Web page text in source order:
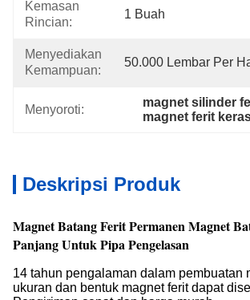
Kemasan
Rincian:
1 Buah
Menyediakan
Kemampuan:
50.000 Lembar Per
Menyoroti:
magnet silinder
magnet ferit
Deskripsi Produk
Magnet Batang Ferit Permanen Magnet
Panjang Untuk Pipa Pengelasan
14 tahun pengalaman dalam pembuatan
ukuran dan bentuk magnet ferit dapat